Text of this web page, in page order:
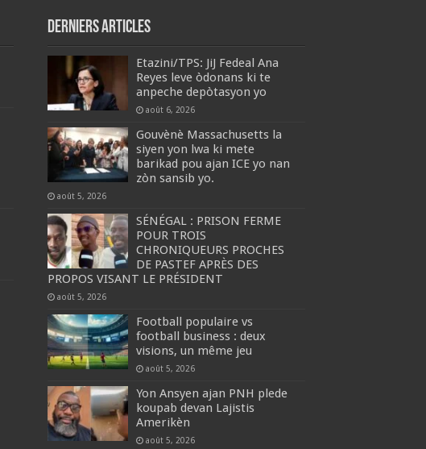
Derniers articles
Etazini/TPS: JiJ Fedeal Ana
Reyes leve òdonans ki te
anpeche depòtasyon yo
août 6, 2026
Gouvènè Massachusetts la
siyen yon lwa ki mete
barikad pou ajan ICE yo nan
zòn sansib yo.
août 5, 2026
SÉNÉGAL : PRISON FERME
POUR TROIS
CHRONIQUEURS PROCHES
DE PASTEF APRÈS DES
PROPOS VISANT LE PRÉSIDENT
août 5, 2026
Football populaire vs
football business : deux
visions, un même jeu
août 5, 2026
Yon Ansyen ajan PNH plede
koupab devan Lajistis
Amerikèn
août 5, 2026